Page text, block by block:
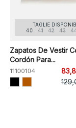
TAGLIE
40
41 42 43
Zapatos De Vestir
Cordón Para...
11100104